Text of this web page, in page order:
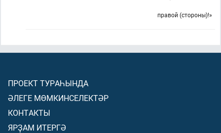
правой (стороны)!»
ПРОЕКТ ТУРАҺЫНДА
ӘЛЕГЕ МӨМКИНСЕЛЕКТӘР
КОНТАКТЫ
ЯРҘАМ ИТЕРГӘ